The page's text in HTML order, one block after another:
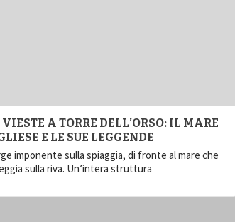
A TORRE DELL’ORSO: IL MARE
E LE SUE LEGGENDE
imponente sulla spiaggia, di fronte al mare che
sulla riva. Un’intera struttura